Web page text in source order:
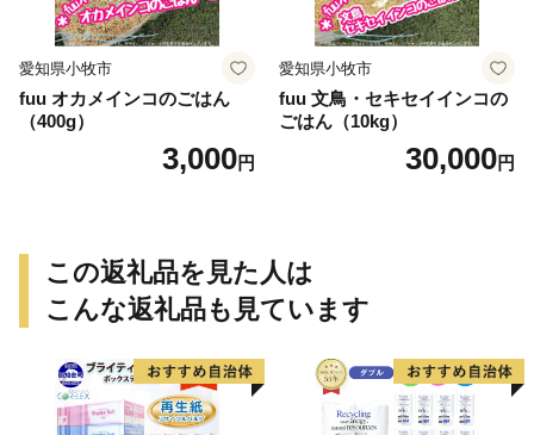
愛知県小牧市
fuu オカメインコのごはん
（400g）
3,000円
愛知県小牧市
fuu 文鳥・セキセイインコの
ごはん（10kg）
30,000円
この返礼品を見た人は
こんな返礼品も見ています